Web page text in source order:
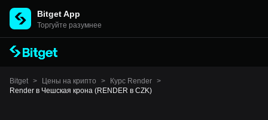
Bitget App
Торгуйте разумнее
Bitget > Цены на крипто > Курс Render >
Render в Чешская крона (RENDER в CZK)